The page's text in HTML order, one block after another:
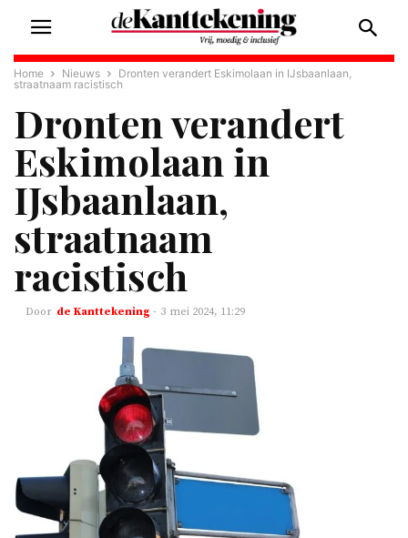
Home Nieuws
Dronten verandert Eskimolaan in IJsbaanlaan,
straatnaam racistisch
Dronten verandert
Eskimolaan in
IJsbaanlaan,
straatnaam
racistisch
de Kanttekening - 3 mei 2024, 11:29